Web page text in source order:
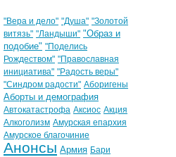
"Вера и дело" "Душа" "Золотой
витязь" "Ландыши" "Образ и
подобие" "Поделись
Рождеством" "Православная
инициатива" "Радость веры"
"Синдром радости" Аборигены
Аборты и демография
Автокатастрофа Аксиос Акция
Алкоголизм Амурская епархия
Амурское благочиние
Анонсы Армия Бари